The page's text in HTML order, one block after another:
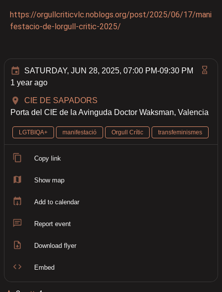
https://orgullcriticvlc.noblogs.org/post/2025/06/17/mani
festacio-de-lorgull-critic-2025/
SATURDAY, JUN 28, 2025, 07:00 PM-09:30 PM
1 year ago
CIE DE SAPADORS
Porta del CIE de la Avinguda Doctor Waksman, Valencia
LGTBIQA+ manifestació Orgull Crític transfeminismes
Copy link
Show map
Add to calendar
Report event
Download flyer
Embed